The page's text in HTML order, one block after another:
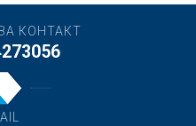
КОНТАКТ